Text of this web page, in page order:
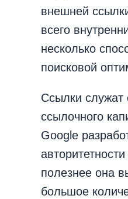
внешней
всего
несколько
поисковой
Ссылки служат
ссылочного
Google
полезнее она
большое